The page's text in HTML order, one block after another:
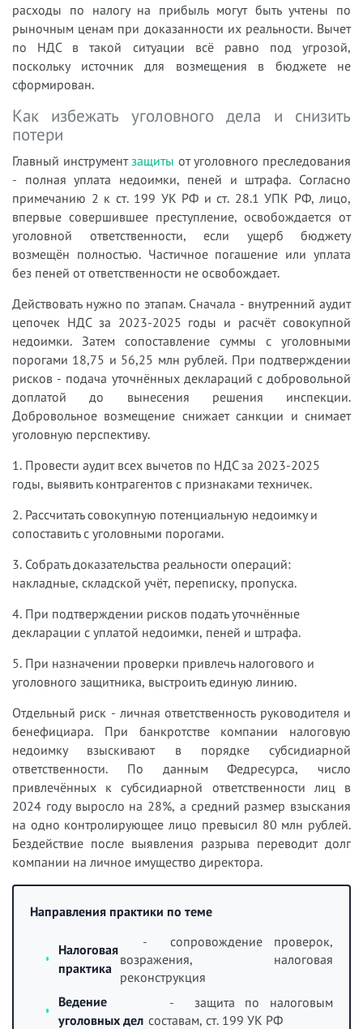
расходы по налогу на прибыль могут быть учтены по
рыночным ценам при доказанности их реальности. Вычет
по НДС в такой ситуации всё равно под угрозой,
поскольку источник для возмещения в бюджете не
сформирован.
Как избежать уголовного дела и снизить
потери
Главный инструментзащиты от уголовного преследования
- полная уплата недоимки, пеней и штрафа. Согласно
примечанию 2 к ст. 199 УК РФ и ст. 28.1 УПК РФ, лицо,
впервые совершившее преступление, освобождается от
уголовной ответственности, если ущерб бюджету
возмещён полностью. Частичное погашение или уплата
без пеней от ответственности не освобождает.
Действовать нужно по этапам. Сначала - внутренний аудит
цепочек НДС за 2023-2025 годы и расчёт совокупной
недоимки. Затем сопоставление суммы с уголовными
порогами 18,75 и 56,25 млн рублей. При подтверждении
рисков - подача уточнённых деклараций с добровольной
доплатой до вынесения решения инспекции.
Добровольное возмещение снижает санкции и снимает
уголовную перспективу.
1. Провести аудит всех вычетов по НДС за 2023-2025
годы, выявить контрагентов с признаками техничек.
2. Рассчитать совокупную потенциальную недоимку и
сопоставить с уголовными порогами.
3. Собрать доказательства реальности операций:
накладные, складской учёт, переписку, пропуска.
4. При подтверждении рисков подать уточнённые
декларации с уплатой недоимки, пеней и штрафа.
5. При назначении проверки привлечь налогового и
уголовного защитника, выстроить единую линию.
Отдельный риск - личная ответственность руководителя и
бенефициара. При банкротстве компании налоговую
недоимку взыскивают в порядке субсидиарной
ответственности. По данным Федресурса, число
привлечённых к субсидиарной ответственности лиц в
2024 году выросло на 28%, а средний размер взыскания
на одно контролирующее лицо превысил 80 млн рублей.
Бездействие после выявления разрыва переводит долг
компании на личное имущество директора.
Направления практики по теме
Налоговая
практика
- сопровождение проверок,
возражения, налоговая
реконструкция
Ведение
уголовных дел
- защита по налоговым
составам, ст. 199 УК РФ